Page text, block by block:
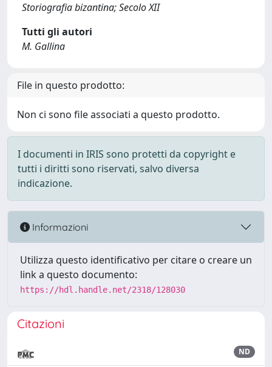
Storiografia bizantina; Secolo XII
Tutti gli autori
M. Gallina
File in questo prodotto:
Non ci sono file associati a questo prodotto.
I documenti in IRIS sono protetti da copyright e
tutti i diritti sono riservati, salvo diversa
indicazione.
Informazioni
Utilizza questo identificativo per citare o creare un
link a questo documento:
https://hdl.handle.net/2318/128030
Citazioni
ND